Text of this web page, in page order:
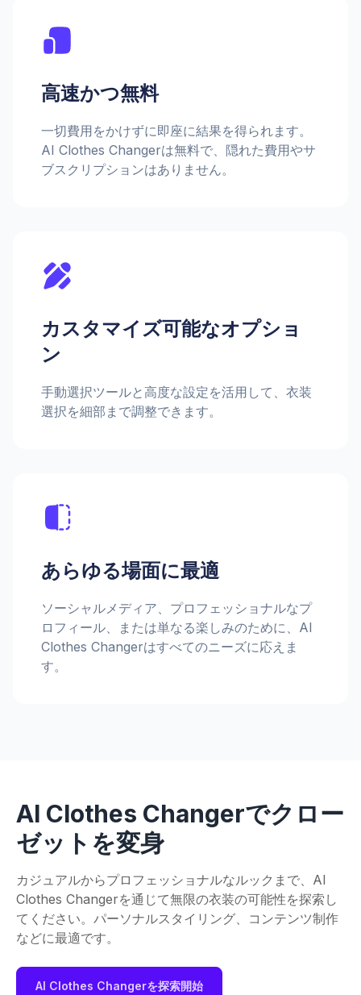
高速かつ無料
一切費用をかけずに即座に結果を得られます。
AI Clothes Changerは無料で、隠れた費用やサ
ブスクリプションはありません。
カスタマイズ可能なオプショ
ン
手動選択ツールと高度な設定を活用して、衣装
選択を細部まで調整できます。
あらゆる場面に最適
ソーシャルメディア、プロフェッショナルなプ
ロフィール、または単なる楽しみのために、AI
Clothes Changerはすべてのニーズに応えま
す。
AI Clothes Changerでクロー
ゼットを変身
カジュアルからプロフェッショナルなルックまで、AI
Clothes Changerを通じて無限の衣装の可能性を探索し
てください。パーソナルスタイリング、コンテンツ制作
などに最適です。
AI Clothes Changerを探索開始